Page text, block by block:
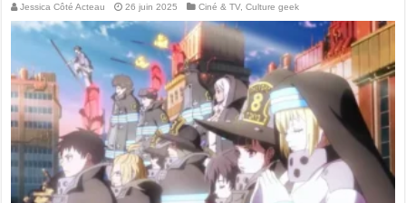
Jessica Côté Acteau 26 juin 2025 Ciné & TV,Culture geek